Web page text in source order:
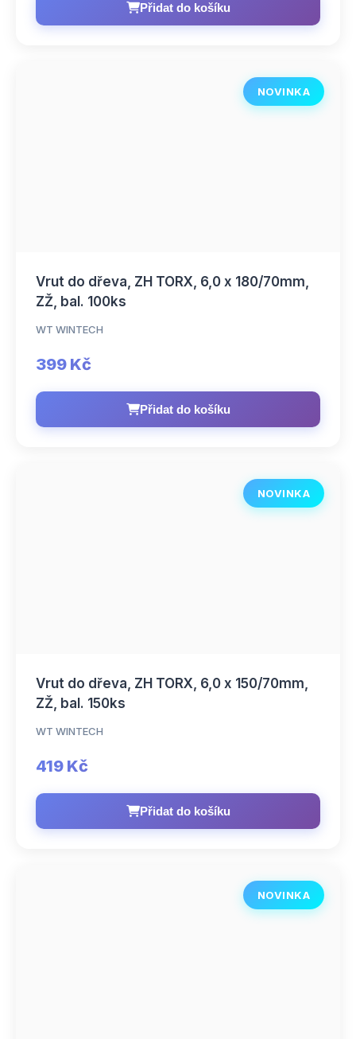
Přidat do košíku
NOVINKA
Vrut do dřeva, ZH TORX, 6,0 x 180/70mm,
ZŽ, bal. 100ks
WT WINTECH
399 Kč
Přidat do košíku
NOVINKA
Vrut do dřeva, ZH TORX, 6,0 x 150/70mm,
ZŽ, bal. 150ks
WT WINTECH
419 Kč
Přidat do košíku
NOVINKA